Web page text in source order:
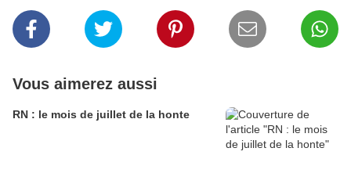
Vous aimerez aussi
RN : le mois de juillet de la honte